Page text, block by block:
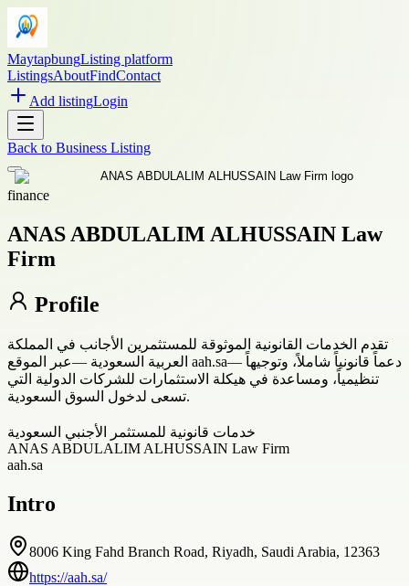
MaytapbungListing platform
ListingsAboutFindContact
Add listingLogin
Back to Business Listing
finance
ANAS ABDULALIM ALHUSSAIN Law
Firm
Profile
تقدم الخدمات القانونية الموثوقة للمستثمرين الأجانب في المملكة
العربية السعودية —عبر الموقع aah.sa— دعماً قانونياً شاملاً، وتوجيهاً
تنظيمياً، ومساعدة في هيكلة الاستثمارات للشركات الدولية التي
تسعى لدخول السوق السعودية.
خدمات قانونية للمستثمر الأجنبي السعودية
ANAS ABDULALIM ALHUSSAIN Law Firm
aah.sa
Intro
8006 King Fahd Branch Road, Riyadh, Saudi Arabia, 12363
https://aah.sa/